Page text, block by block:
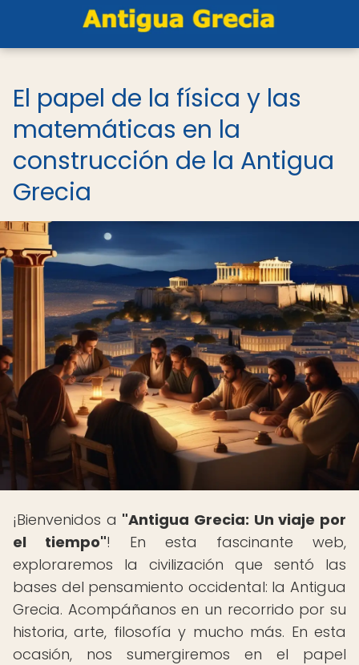
El papel de la física y las
matemáticas en la
construcción de la Antigua
Grecia
¡Bienvenidos a "Antigua Grecia: Un viaje por
el tiempo"! En esta fascinante web,
exploraremos la civilización que sentó las
bases del pensamiento occidental: la Antigua
Grecia. Acompáñanos en un recorrido por su
historia, arte, filosofía y mucho más. En esta
ocasión, nos sumergiremos en el papel